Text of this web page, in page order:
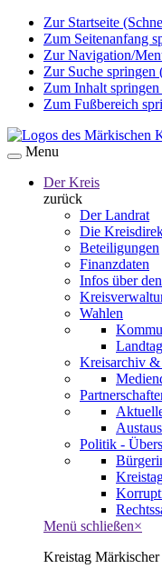
Zur Startseite
Zum Seitenanfang
Zur Navigation/
Zur Suche springen
Zum Inhalt
Zum Fußbereich
Menu
Der Kreis
zurück
Der Landrat
Die
Beteiligungen
Finanzdaten
Infos über
Wahlen
Kreisarchiv
Politik -
Menü schließen×
Kreistag